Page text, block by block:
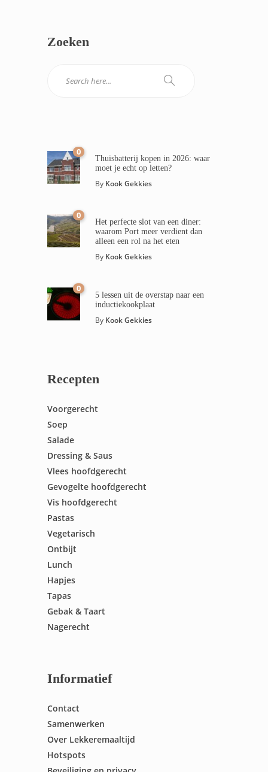
Zoeken
0
Thuisbatterij kopen in 2026: waar
moet je echt op letten?
By Kook Gekkies
0
Het perfecte slot van een diner:
waarom Port meer verdient dan
alleen een rol na het eten
By Kook Gekkies
0
5 lessen uit de overstap naar een
inductiekookplaat
By Kook Gekkies
Recepten
Voorgerecht
Soep
Salade
Dressing & Saus
Vlees hoofdgerecht
Gevogelte hoofdgerecht
Vis hoofdgerecht
Pastas
Vegetarisch
Ontbijt
Lunch
Hapjes
Tapas
Gebak & Taart
Nagerecht
Informatief
Contact
Samenwerken
Over Lekkeremaaltijd
Hotspots